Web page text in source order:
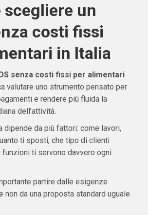
scegliere un
costi fissi
in Italia
senza costi fissi per alimentari
valutare uno strumento pensato per
e rendere più fluida la
dell’attività.
dipende da più fattori: come lavori,
ti sposti, che tipo di clienti
ti servono davvero ogni
partire dalle esigenze
non da una proposta standard uguale